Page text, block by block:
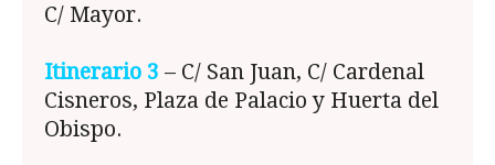
C/ Mayor.
Itinerario 3 – C/ San Juan, C/ Cardenal
Cisneros, Plaza de Palacio y Huerta del
Obispo.